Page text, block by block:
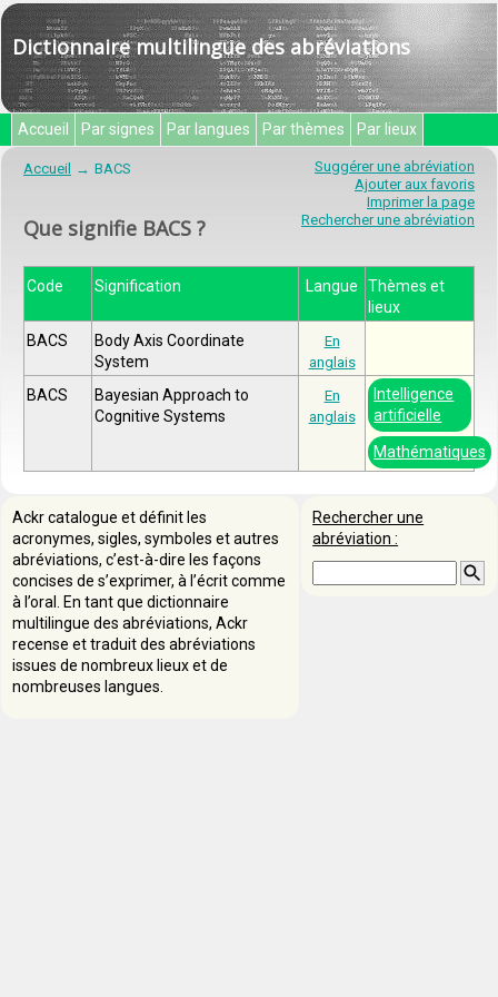
Dictionnaire multilingue des abréviations
Accueil Par signes Par langues Par thèmes Par lieux
Suggérer une abréviation
Ajouter aux favoris
Imprimer la page
Rechercher une abréviation
Accueil BACS
Que signifie BACS ?
Code Signification Langue
Thèmes et
lieux
BACS
Body Axis Coordinate
System
En
anglais
BACS
Bayesian Approach to
Cognitive Systems
En
anglais
Intelligence
artificielle
Mathématiques
Rechercher une
abréviation :
Ackr catalogue et définit les
acronymes, sigles, symboles et autres
abréviations, c’est-à-dire les façons
concises de s’exprimer, à l’écrit comme
à l’oral. En tant que dictionnaire
multilingue des abréviations, Ackr
recense et traduit des abréviations
issues de nombreux lieux et de
nombreuses langues.